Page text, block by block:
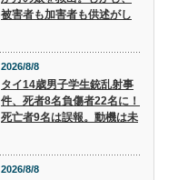
被害者も加害者も供述がし
2026/8/8
タイ14歳男子学生銃乱射事
件、死者8名負傷者22名に！
死亡者9名は誤報。動機は未
2026/8/8